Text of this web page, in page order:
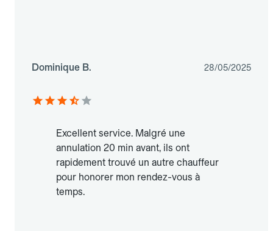
Dominique B. 28/05/2025
Excellent service. Malgré une
annulation 20 min avant, ils ont
rapidement trouvé un autre chauffeur
pour honorer mon rendez-vous à
temps.